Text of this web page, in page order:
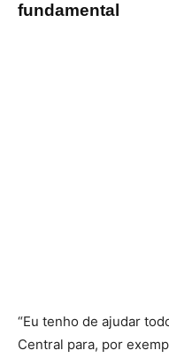
fundamental
“Eu tenho de ajudar
Central para, por